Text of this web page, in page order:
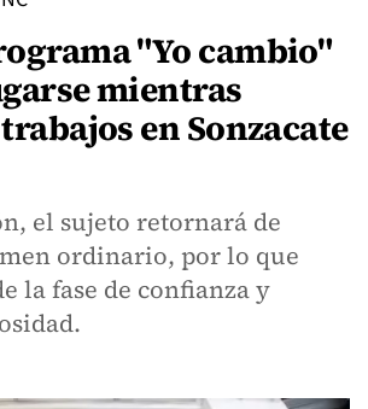
"Yo cambio"
mientras
en Sonzacate
el sujeto retornará de
ordinario, por lo que
la fase de confianza y